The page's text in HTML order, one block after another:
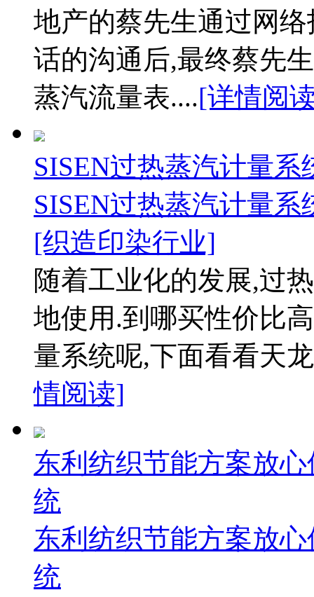
地产的蔡先生通过网
话的沟通后,最终蔡先
蒸汽流量表....[详情阅
SISEN过热蒸汽计量
SISEN过热蒸汽计量
[织造印染行业]
随着工业化的发展,过
地使用.到哪买性价比
量系统呢,下面看看天
情阅读]
东利纺织节能方案放
统
东利纺织节能方案放
统